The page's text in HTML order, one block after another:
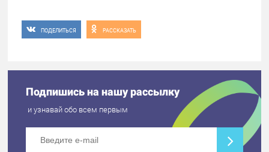
ПОДЕЛИТЬСЯ РАССКАЗАТЬ
Подпишись на нашу рассылку
и узнавай обо всем первым